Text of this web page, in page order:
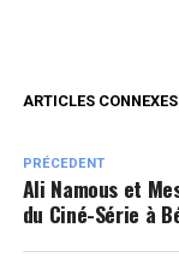
ARTICLES
PRÉCEDENT
Ali Namous et
du Ciné-Série à